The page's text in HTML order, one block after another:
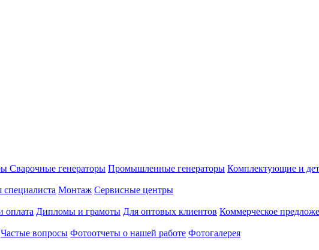
Сварочные генераторы Промышленные генераторы Комплектующие и
специалиста Монтаж Сервисные центры
оплата Дипломы и грамоты Для оптовых клиентов Коммерческое
Частые вопросы Фотоотчеты о нашей работе Фотогалерея